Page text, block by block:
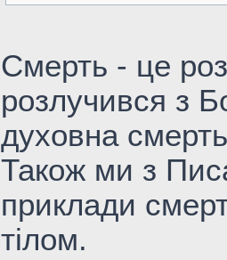
Смерть - це
розлучився з
духовна
Також ми з
приклади
тілом.